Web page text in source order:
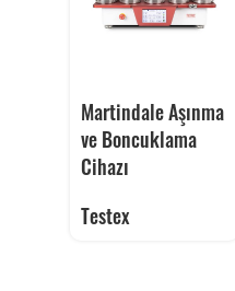
Martindale Aşınma
ve Boncuklama
Cihazı
Testex